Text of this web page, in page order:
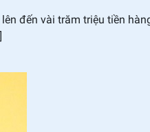
đến vài trăm triệu tiền